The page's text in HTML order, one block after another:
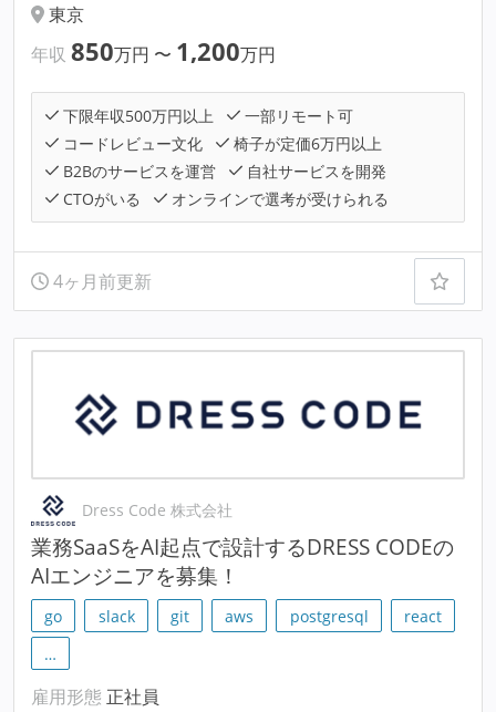
東京
年収 850万円 〜 1,200万円
下限年収500万円以上
一部リモート可
コードレビュー文化
椅子が定価6万円以上
B2Bのサービスを運営
自社サービスを開発
CTOがいる
オンラインで選考が受けられる
4ヶ月前更新
Dress Code 株式会社
業務SaaSをAI起点で設計するDRESS CODEの
AIエンジニアを募集！
go slack git aws postgresql
react
…
雇用形態 正社員